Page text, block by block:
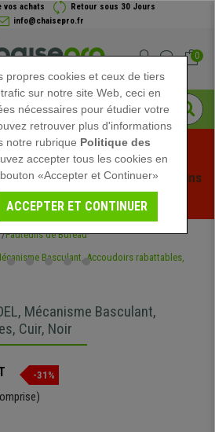
vos achats
Retour sous 30 Jours
info@chaisepro.fr
0
chez Chaisepro ! Des réductions
durée limitée - Voir l'offre
Fauteuils de Bureau
Mécanisme Basculant,
Cuir, Noir
-31%
propres cookies et ceux de tiers
sur notre site Web, ceci en
nécessaires pour étudier votre
retrouver plus d'informations
notre rubrique Politique des
accepter tous les cookies en
«Accepter et Continuer»
ACCEPTER ET CONTINUER